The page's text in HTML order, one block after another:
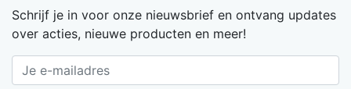
Schrijf je in voor onze nieuwsbrief en ontvang updates
over acties, nieuwe producten en meer!